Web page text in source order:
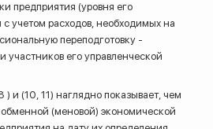
предприятия (уровня его
с учетом расходов, необходимых на
переподготовку -
его управленческой
и (10, 11) наглядно показывает, чем
(меновой) экономической